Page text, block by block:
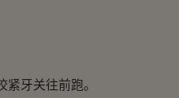
牙关往前跑。